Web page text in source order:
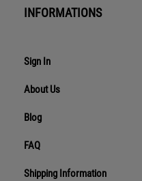
INFORMATIONS
Sign In
About Us
Blog
FAQ
Shipping Information